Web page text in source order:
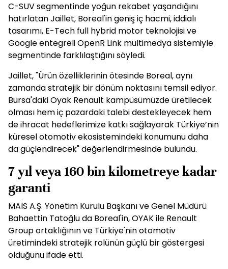
C-SUV segmentinde yoğun rekabet yaşandığını
hatırlatan Jaillet, Boreal'in geniş iç hacmi, iddialı
tasarımı, E-Tech full hybrid motor teknolojisi ve
Google entegreli OpenR Link multimedya sistemiyle
segmentinde farklılaştığını söyledi.
Jaillet, "Ürün özelliklerinin ötesinde Boreal, aynı
zamanda stratejik bir dönüm noktasını temsil ediyor.
Bursa'daki Oyak Renault kampüsümüzde üretilecek
olması hem iç pazardaki talebi destekleyecek hem
de ihracat hedeflerimize katkı sağlayarak Türkiye’nin
küresel otomotiv ekosistemindeki konumunu daha
da güçlendirecek" değerlendirmesinde bulundu.
7 yıl veya 160 bin kilometreye kadar
garanti
MAİS A.Ş. Yönetim Kurulu Başkanı ve Genel Müdürü
Bahaettin Tatoğlu da Boreal'in, OYAK ile Renault
Group ortaklığının ve Türkiye'nin otomotiv
üretimindeki stratejik rolünün güçlü bir göstergesi
olduğunu ifade etti.